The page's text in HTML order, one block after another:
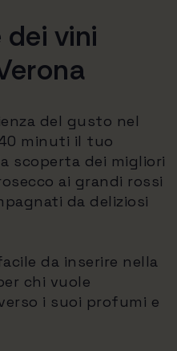
vini
del gusto nel
minuti il tuo
scoperta dei migliori
ai grandi rossi
da deliziosi
da inserire nella
chi vuole
i suoi profumi e